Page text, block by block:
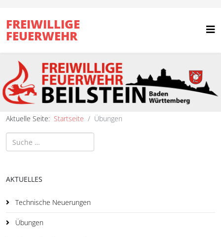
FREIWILLIGE
FEUERWEHR
Aktuelle Seite: Startseite Übungen
Suchen
AKTUELLES
Technische Neuerungen
Übungen